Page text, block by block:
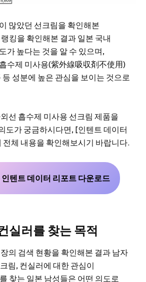
많았던 선크림을 확인해본
킹을 확인해본 결과 일본 국내
가 높다는 것을 알 수 있으며,
수제 미사용(紫外線吸収剤不使用)
성분에 높은 관심을 보이는 것으로
선 흡수제 미사용 선크림 제품을
도가 궁금하시다면, [인텐트 데이터
전체 내용을 확인해보시기 바랍니다.
텐트 데이터 리포트 다운로드
실러를 찾는 목적
의 검색 현황을 확인해본 결과 남자
림, 컨실러에 대한 관심이
찾는 일본 남성들은 어떤 의도로